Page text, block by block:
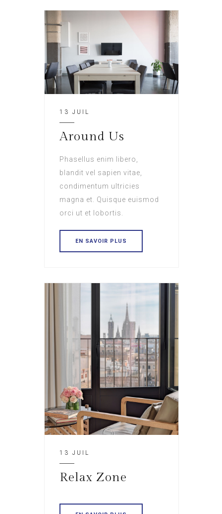
13 JUIL
Around Us
Phasellus enim libero,
blandit vel sapien vitae,
condimentum ultricies
magna et. Quisque euismod
orci ut et lobortis.
EN SAVOIR PLUS
13 JUIL
Relax Zone